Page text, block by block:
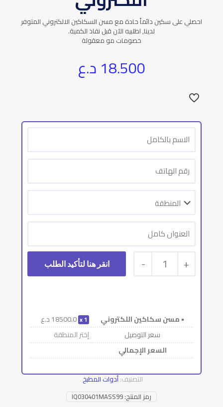
احصلي على سكين دائماً حادة مع مسن السكاكين الالكتروني المتوفر
لدينا, اطلبيه الآن قبل نفاذ الكمية.
خصومات مو معقولة
18.500د.ع
+
1
-
• مسن سكاكين اللكتروني 1
18500.0د.ع
سعر التوصيل
إختر المنطقة
السعر الإجمالي
رمز المنتج:IQ030401MASS99
التصنيف:أدوات المطبخ